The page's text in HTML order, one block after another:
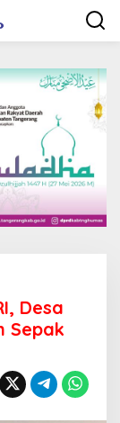
Desa
Sepak